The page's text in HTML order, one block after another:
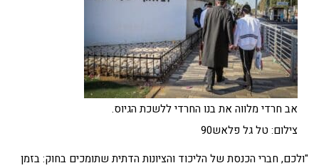
אב חרדי מלווה את בנו החרדי ללשכת הגיוס.
צילום: טל גל פלאש90
"ולכם, חברי הכנסת של הליכוד והציונות הדתית שתומכים בחוק: בזמן